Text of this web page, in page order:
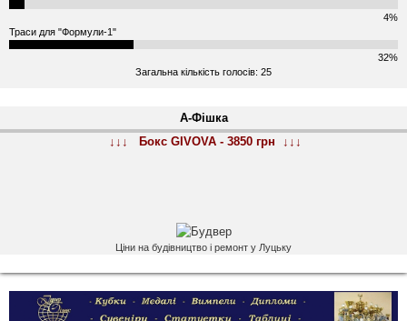
4%
Траси для "Формули-1"
32%
Загальна кількість голосів: 25
А-Фішка
↓↓↓ Бокс GIVOVA - 3850 грн ↓↓↓
Ціни на будівництво і ремонт у Луцьку